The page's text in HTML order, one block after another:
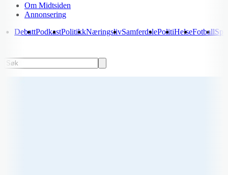
Om Midtsiden
Annonsering
DebattPodkastPolitikkNæringslivSamferdslePolitiHelseFotball